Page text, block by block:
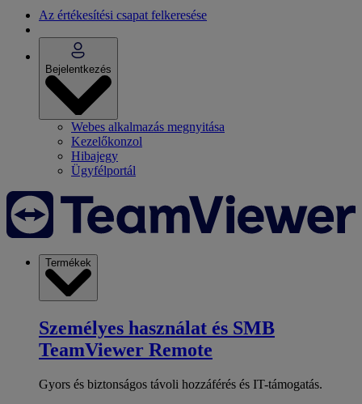
Az értékesítési csapat felkeresése
Bejelentkezés
Webes alkalmazás megnyitása
Kezelőkonzol
Hibajegy
Ügyfélportál
Termékek
Személyes használat és SMB
TeamViewer Remote
Gyors és biztonságos távoli hozzáférés és IT-támogatás.